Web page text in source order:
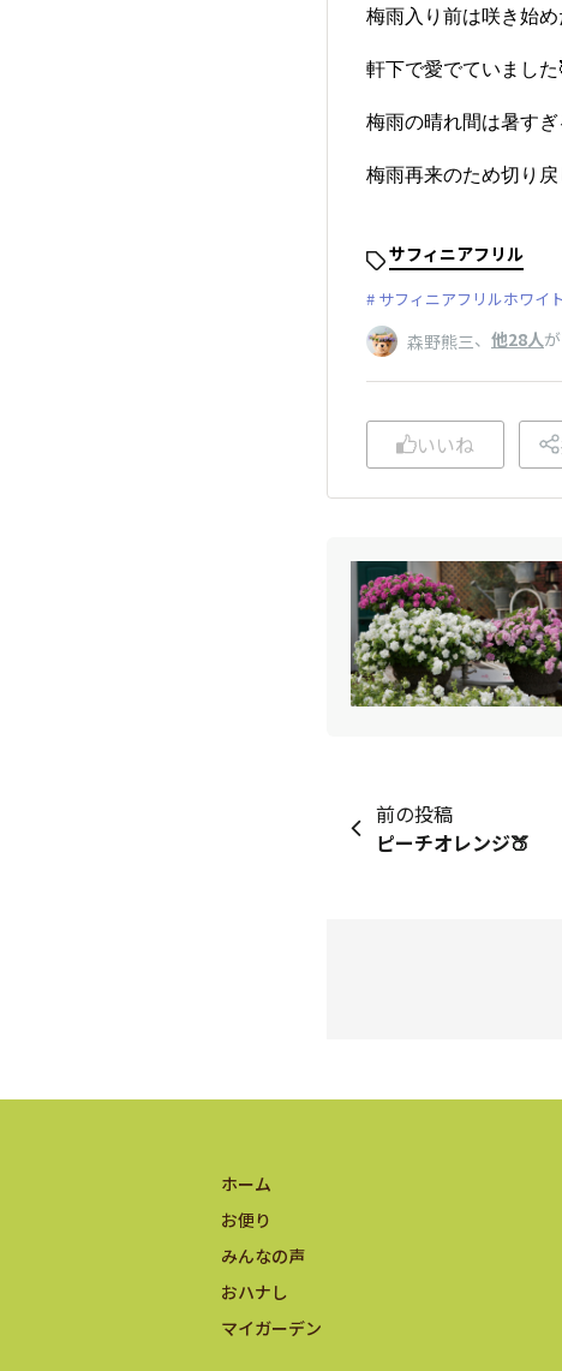
梅雨入り前は咲き始
軒下で愛でていまし
梅雨の晴れ間は暑す
梅雨再来のため切り
サフィニアフリル
サフィニアフリルホワイト
森野熊三、 他28人
いいね
前の投稿
ピーチオレンジ🍑
ホーム
お便り
みんなの声
おハナし
マイガーデン